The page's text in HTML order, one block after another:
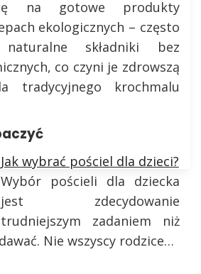
na gotowe produkty
ekologicznych – często
składniki bez
co czyni je zdrowszą
tradycyjnego krochmalu
Jak wybrać pościel dla dzieci?
Wybór pościeli dla dziecka
jest zdecydowanie
trudniejszym zadaniem niż
Nie wszyscy rodzice…